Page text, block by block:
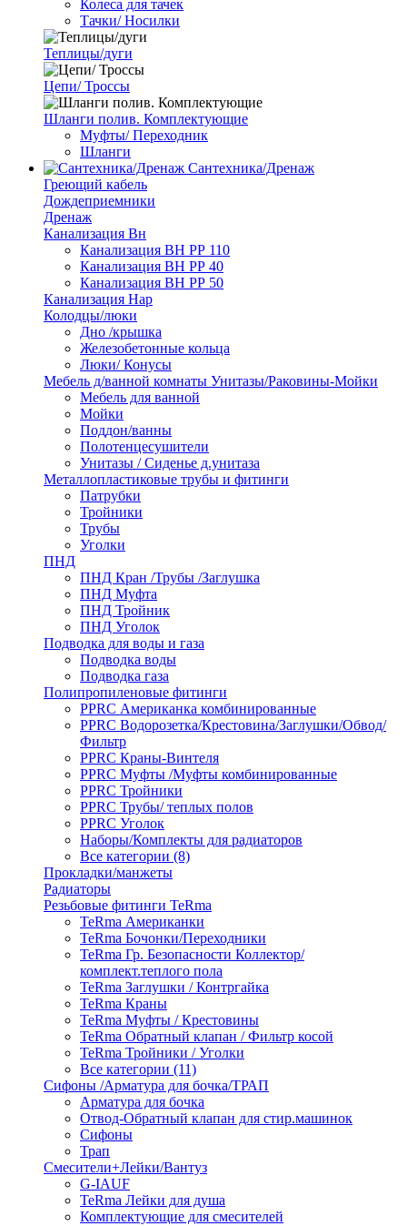
Колеса для тачек
Тачки/ Носилки
Теплицы/дуги
Цепи/ Троссы
Шланги полив. Комплектующие
Муфты/ Переходник
Шланги
Сантехника/Дренаж
Греющий кабель
Дождеприемники
Дренаж
Канализация Вн
Канализация ВН РР 110
Канализация ВН РР 40
Канализация ВН РР 50
Канализация Нар
Колодцы/люки
Дно /крышка
Железобетонные кольца
Люки/ Конусы
Мебель д/ванной комнаты Унитазы/Раковины-Мойки
Мебель для ванной
Мойки
Поддон/ванны
Полотенцесушители
Унитазы / Сиденье д.унитаза
Металлопластиковые трубы и фитинги
Патрубки
Тройники
Трубы
Уголки
ПНД
ПНД Кран /Трубы /Заглушка
ПНД Муфта
ПНД Тройник
ПНД Уголок
Подводка для воды и газа
Подводка воды
Подводка газа
Полипропиленовые фитинги
PPRC Американка комбинированные
PPRC Водорозетка/Крестовина/Заглушки/Обвод/
Фильтр
PPRC Краны-Винтеля
PPRC Муфты /Муфты комбинированные
PPRC Тройники
PPRC Трубы/ теплых полов
PPRC Уголок
Наборы/Комплекты для радиаторов
Все категории (8)
Прокладки/манжеты
Радиаторы
Резьбовые фитинги TeRma
TeRma Американки
TeRma Бочонки/Переходники
TeRma Гр. Безопасности Коллектор/
комплект.теплого пола
TeRma Заглушки / Контргайка
TeRma Краны
TeRma Муфты / Крестовины
TeRma Обратный клапан / Фильтр косой
TeRma Тройники / Уголки
Все категории (11)
Сифоны /Арматура для бочка/ТРАП
Арматура для бочка
Отвод-Обратный клапан для стир.машинок
Сифоны
Трап
Смесители+Лейки/Вантуз
G-IAUF
TeRma Лейки для душа
Комплектующие для смесителей